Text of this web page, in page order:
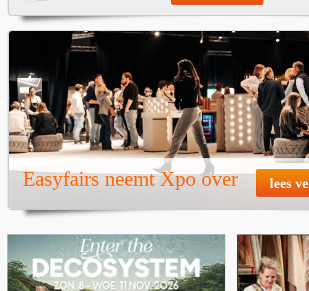
Easyfairs neemt Xpo over lees